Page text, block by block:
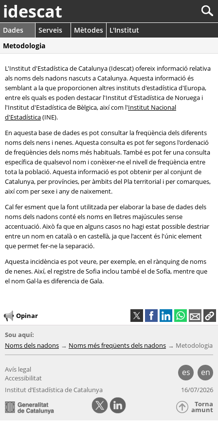
idescat
Dades Serveis Mètodes
L'Institut
Metodologia
L'Institut d'Estadística de Catalunya (Idescat) ofereix informació relativa
als noms dels nadons nascuts a Catalunya. Aquesta informació és
semblant a la que proporcionen altres instituts d'estadística d'Europa,
entre els quals es poden destacar l'Institut d'Estadística de Noruega i
l'Institut d'Estadística de Bèlgica, així com l'Institut Nacional
d'Estadística(INE).
En aquesta base de dades es pot consultar la freqüència dels diferents
noms dels nens i nenes. Aquesta consulta es pot fer segons l'ordenació
de freqüències dels noms més habituals. També es pot fer una consulta
específica de qualsevol nom i conèixer-ne el nivell de freqüència entre
tota la població. Aquesta informació es pot obtenir per al conjunt de
Catalunya, per províncies, per àmbits del Pla territorial i per comarques,
així com per sexe i any de naixement.
Cal fer esment que la font utilitzada per elaborar la base de dades dels
noms dels nadons conté els noms en lletres majúscules sense
accentuació. Això fa que en alguns casos no hagi estat possible destriar
entre un nom en català o en castellà, ja que l'accent és l'únic element
que permet fer-ne la separació.
Aquesta incidència es pot veure, per exemple, en el rànquing de noms
de nenes. Així, el registre de Sofia inclou també el de Sofía, mentre que
el nom Gal·la es diferencia de Gala.
Opinar
Sou aquí:
Noms dels nadons
Noms més freqüents dels nadons Metodologia
es en
Avís legal
Accessibilitat
Institut d’Estadística de Catalunya
16/07/2026
Torna
amunt